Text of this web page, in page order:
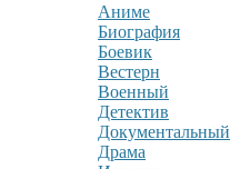
Аниме
Биография
Боевик
Вестерн
Военный
Детектив
Документальный
Драма